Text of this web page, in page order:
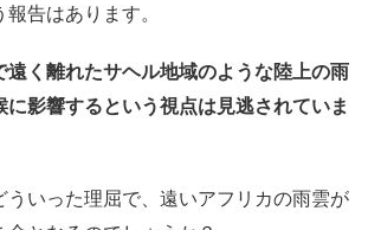
告はあります。
遠く離れたサヘル地域のような陸上の雨
に影響するという視点は見逃されていま
ういった理屈で、遠いアフリカの雨雲が